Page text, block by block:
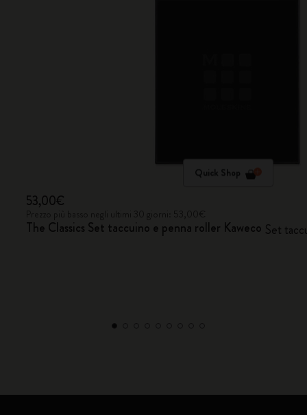
Quick Shop
53,00€
The Classics Set taccuino e penna roller Kaweco Set